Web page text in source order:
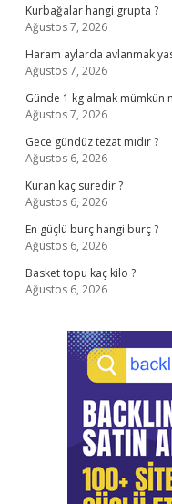
Kurbağalar hangi grupta ?
Ağustos 7, 2026
Haram aylarda avlanmak
Ağustos 7, 2026
Günde 1 kg almak mümkün
Ağustos 7, 2026
Gece gündüz tezat mıdır ?
Ağustos 6, 2026
Kuran kaç suredir ?
Ağustos 6, 2026
En güçlü burç hangi burç ?
Ağustos 6, 2026
Basket topu kaç kilo ?
Ağustos 6, 2026